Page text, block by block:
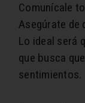
Comunícale
Asegúrate de
Lo ideal será
que busca
sentimientos.